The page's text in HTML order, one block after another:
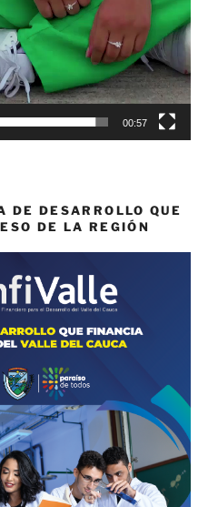
00:57
DESARROLLO QUE
DE LA REGIÓN